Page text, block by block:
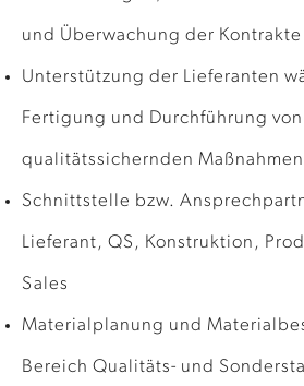
und Überwachung der
Unterstützung der Lieferanten
Fertigung und Durchführung von
qualitätssichernden
Schnittstelle bzw.
Lieferant, QS, Konstruktion,
Sales
Materialplanung und
Bereich Qualitäts- und